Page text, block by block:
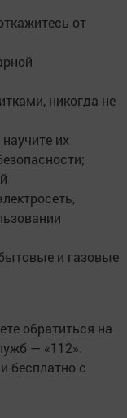
от
никогда не
их
и газовые
обратиться на
— «112».
бесплатно с